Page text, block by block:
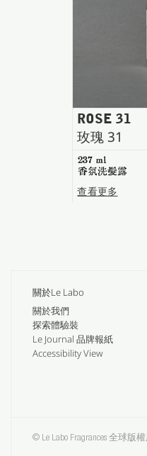
ROSE 31
玫瑰 31
237 ml
香氛洗髮露
查看更多
關於Le Labo
關於我們
探索體驗裝
Le Journal 品牌報紙
Accessibility View
© Le Labo Fragrances 全球版